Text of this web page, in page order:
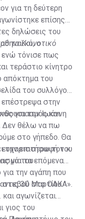
για τη δεύτερη
επίσης
δηλώσεις του
ο
τόνισε πως
τεράστιο κίνητρο
το Κοινοτικό
απόκτημα του
του συλλόγου:
επέστρεψα στην
και
Δεν θέλω να πω
στο γήπεδο. Θα
τον κ.
του
την αγάπη που
στο ΟΑΚΑ».
για τον Ιωάννη
την επιστροφή του
για τα επόμενα
30 Μαρτίου
αγωνίζεται
γιος του